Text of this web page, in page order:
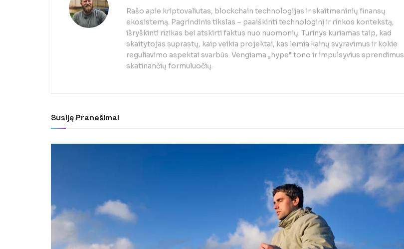
Rašo apie kriptovaliutas, blockchain technologijas ir skaitmeninių finansų
ekosistemą. Pagrindinis tikslas – paaiškinti technologinį ir rinkos kontekstą,
išryškinti rizikas bei atskirti faktus nuo nuomonių. Turinys kuriamas taip, kad
skaitytojas suprastų, kaip veikia projektai, kas lemia kainų svyravimus ir kokie
reguliavimo aspektai svarbūs. Vengiama „hype“ tono ir impulsyvius sprendimus
skatinančių formuluočių.
Susiję Pranešimai